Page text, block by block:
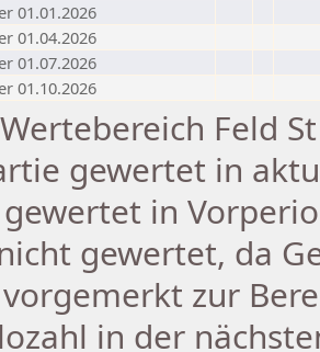
01.01.2026
01.04.2026
01.07.2026
01.10.2026
Wertebereich Feld
gewertet in
in
gewertet, da
vorgemerkt zur
in der